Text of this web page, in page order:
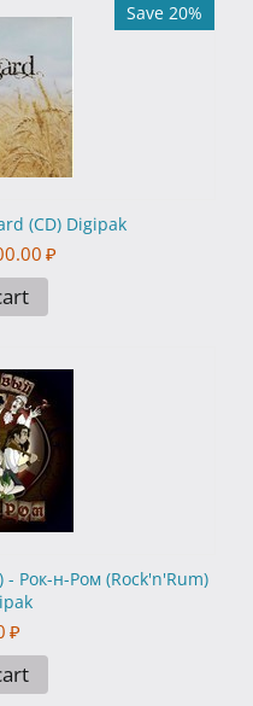
Save 20%
(CD) Digipak
₽
Рок-н-Ром (Rock'n'Rum)
₽